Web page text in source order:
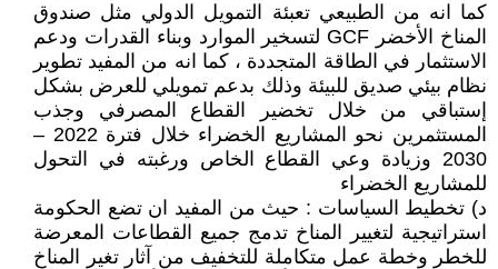
كما انه من الطبيعي تعبئة التمويل الدولي مثل صندوق
المناخ الأخضر GCF لتسخير الموارد وبناء القدرات ودعم
الاستثمار في الطاقة المتجددة ، كما انه من المفيد تطوير
نظام بيئي صديق للبيئة وذلك بدعم تمويلي للعرض بشكل
إستباقي من خلال تخضير القطاع المصرفي وجذب
المستثمرين نحو المشاريع الخضراء خلال فترة 2022 –
2030 وزيادة وعي القطاع الخاص ورغبته في التحول
للمشاريع الخضراء
د) تخطيط السياسات : حيث من المفيد ان تضع الحكومة
استراتيجية لتغيير المناخ تدمج جميع القطاعات المعرضة
للخطر وخطة عمل متكاملة للتخفيف من آثار تغير المناخ